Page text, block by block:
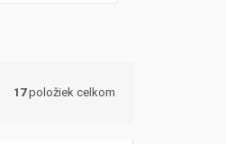
17položiek celkom